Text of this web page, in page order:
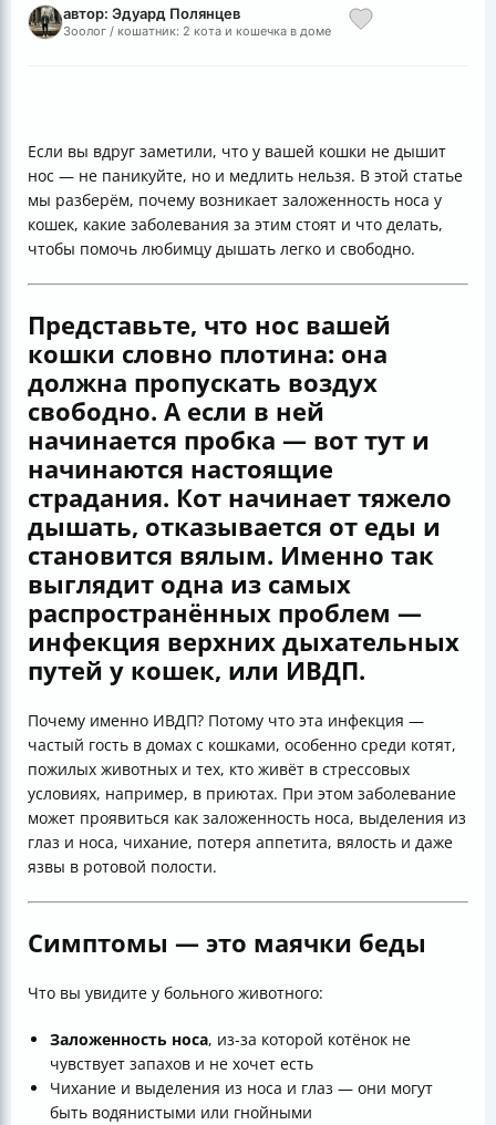
автор: Эдуард Полянцев
Зоолог / кошатник: 2 кота и кошечка в доме
Если вы вдруг заметили, что у вашей кошки не дышит
нос — не паникуйте, но и медлить нельзя. В этой статье
мы разберём, почему возникает заложенность носа у
кошек, какие заболевания за этим стоят и что делать,
чтобы помочь любимцу дышать легко и свободно.
Представьте, что нос вашей
кошки словно плотина: она
должна пропускать воздух
свободно. А если в ней
начинается пробка — вот тут и
начинаются настоящие
страдания. Кот начинает тяжело
дышать, отказывается от еды и
становится вялым. Именно так
выглядит одна из самых
распространённых проблем —
инфекция верхних дыхательных
путей у кошек, или ИВДП.
Почему именно ИВДП? Потому что эта инфекция —
частый гость в домах с кошками, особенно среди котят,
пожилых животных и тех, кто живёт в стрессовых
условиях, например, в приютах. При этом заболевание
может проявиться как заложенность носа, выделения из
глаз и носа, чихание, потеря аппетита, вялость и даже
язвы в ротовой полости.
Симптомы — это маячки беды
Что вы увидите у больного животного:
Заложенность носа, из-за которой котёнок не
чувствует запахов и не хочет есть
Чихание и выделения из носа и глаз — они могут
быть водянистыми или гнойными